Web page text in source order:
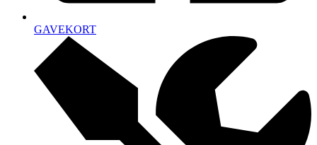
GAVEKORT